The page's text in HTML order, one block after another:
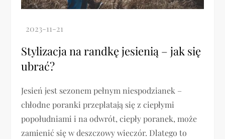
Stylizacja na randkę jesienią – jak się
ubrać?
Jesień jest sezonem pełnym niespodzianek –
chłodne poranki przeplatają się z ciepłymi
popołudniami i na odwrót, ciepły poranek, może
zamienić się w deszczowy wieczór. Dlatego to